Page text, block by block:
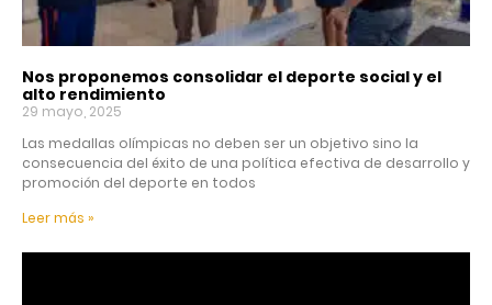
Nos proponemos consolidar el deporte social y el
alto rendimiento
29 mayo, 2025
Las medallas olímpicas no deben ser un objetivo sino la
consecuencia del éxito de una política efectiva de desarrollo y
promoción del deporte en todos
Leer más »